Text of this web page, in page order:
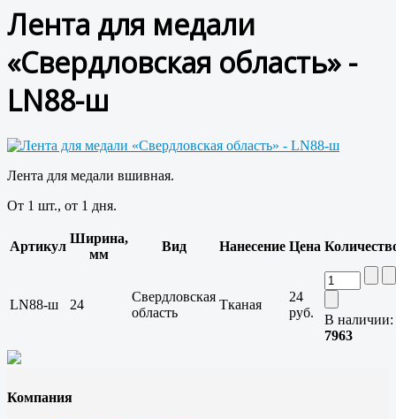
Лента для медали
«Свердловская область» -
LN88-ш
Лента для медали вшивная.
От 1 шт., от 1 дня.
Артикул
Ширина,
мм
Вид Нанесение Цена
LN88-ш 24
Свердловская
область
Тканая
24
руб.
В наличии:
7963
Компания